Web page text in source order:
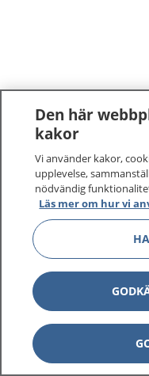
Den här
kakor
Vi använder kakor,
upplevelse,
nödvändig
Läs mer om hur vi